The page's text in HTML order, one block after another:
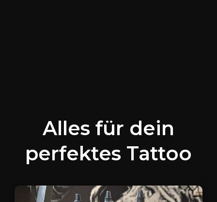
Alles für dein
perfektes Tattoo